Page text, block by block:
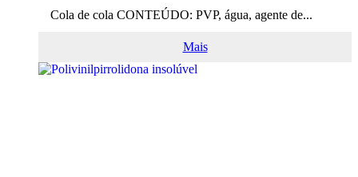
Cola de cola CONTEÚDO: PVP, água, agente de...
Mais